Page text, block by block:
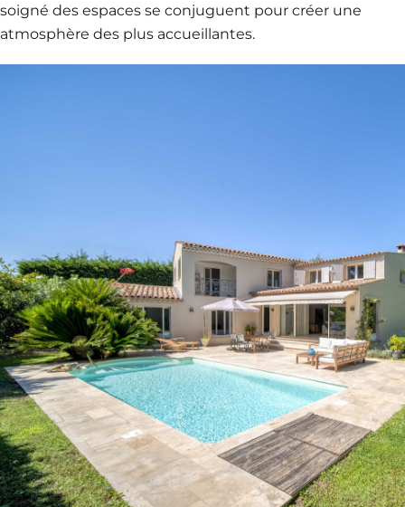
soigné des espaces se conjuguent pour créer une
atmosphère des plus accueillantes.